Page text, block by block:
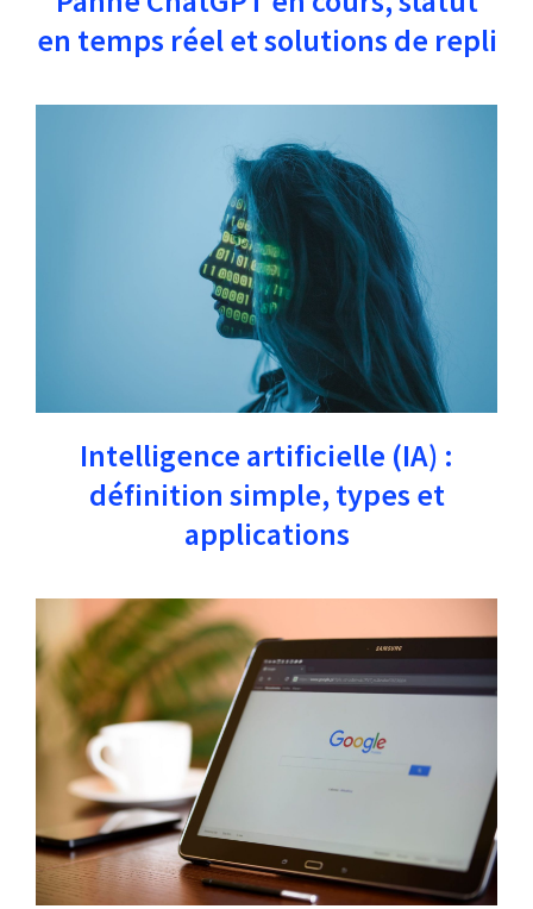
en temps réel et solutions de repli
Intelligence artificielle (IA) :
définition simple, types et
applications